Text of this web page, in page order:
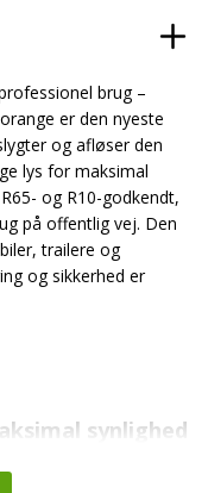
brug –
er den nyeste
og afløser den
lys for maksimal
og R10-godkendt,
på offentlig vej. Den
trailere og
og sikkerhed er
synlighed